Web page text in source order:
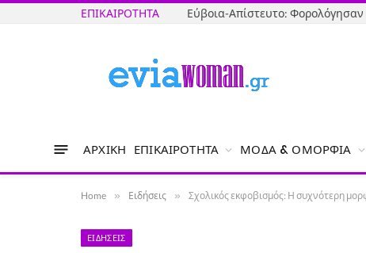
ΕΠΙΚΑΙΡΌΤΗΤΑ
ΑΡΧΙΚΉ ΕΠΙΚΑΙΡΌΤΗΤΑ ΜΌΔΑ & ΟΜΟΡΦΙΆ
Home » Ειδήσεις » Σχολικός εκφοβισμός: Η συχνότερη
ΕΙΔΉΣΕΙΣ